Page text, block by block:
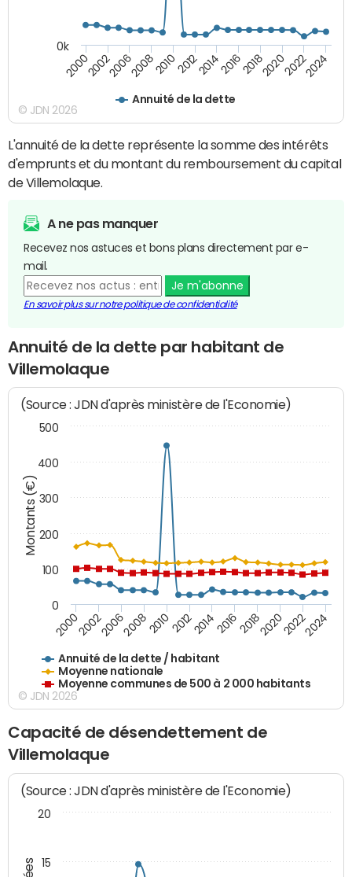
Annuité de la dette
200020022006200820102012201420162018202020222024
0k
© JDN 2026
L'annuité de la dette représente la somme des intérêts
d'emprunts et du montant du remboursement du capital
de Villemolaque.
A ne pas manquer
Recevez nos astuces et bons plans directement par e-
mail.
Je m'abonne
En savoir plus sur notre politique de confidentialité
Annuité de la dette par habitant de
Villemolaque
Montants (€)
(Source : JDN d'après ministère de l'Economie)
Annuité de la dette / habitant
Moyenne nationale
Moyenne communes de 500 à 2 000 habitants
200020022006200820102012201420162018202020222024
0
100
200
300
400
500
© JDN 2026
Capacité de désendettement de
Villemolaque
(Source : JDN d'après ministère de l'Economie)
15
20